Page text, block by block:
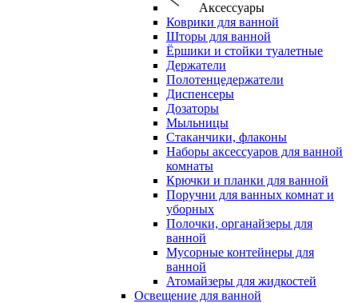
Аксессуары
Коврики для ванной
Шторы для ванной
Ёршики и стойки туалетные
Держатели
Полотенцедержатели
Диспенсеры
Дозаторы
Мыльницы
Стаканчики, флаконы
Наборы аксессуаров для ванной
комнаты
Крючки и планки для ванной
Поручни для ванных комнат и
уборных
Полочки, органайзеры для
ванной
Мусорные контейнеры для
ванной
Атомайзеры для жидкостей
Освещение для ванной